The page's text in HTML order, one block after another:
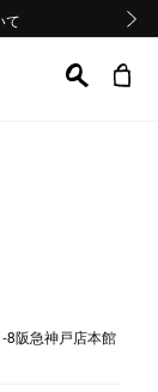
て
て
て
8阪急神戸店本館